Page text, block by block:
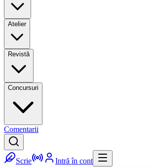
Atelier
Revistă
Concursuri
Comentarii
Scrie Intră în cont